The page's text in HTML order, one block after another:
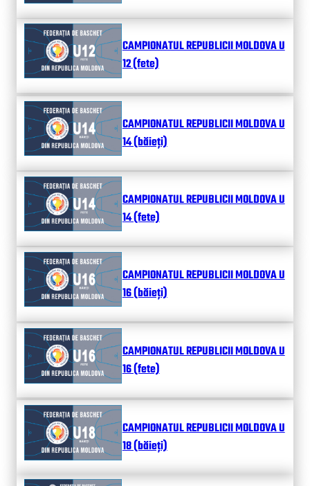
CAMPIONATUL REPUBLICII MOLDOVA U
12 (fete)
CAMPIONATUL REPUBLICII MOLDOVA U
14 (băieți)
CAMPIONATUL REPUBLICII MOLDOVA U
14 (fete)
CAMPIONATUL REPUBLICII MOLDOVA U
16 (băieți)
CAMPIONATUL REPUBLICII MOLDOVA U
16 (fete)
CAMPIONATUL REPUBLICII MOLDOVA U
18 (băieți)